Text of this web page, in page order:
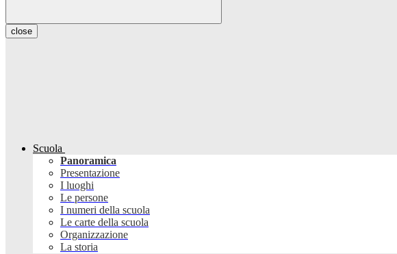
close
Scuola
Panoramica
Presentazione
I luoghi
Le persone
I numeri della scuola
Le carte della scuola
Organizzazione
La storia